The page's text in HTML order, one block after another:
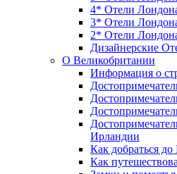
4* Отели
3* Отели
2* Отели
Дизайнерские
О Великобритании
Информация о
Ирландии
Как добраться
Как